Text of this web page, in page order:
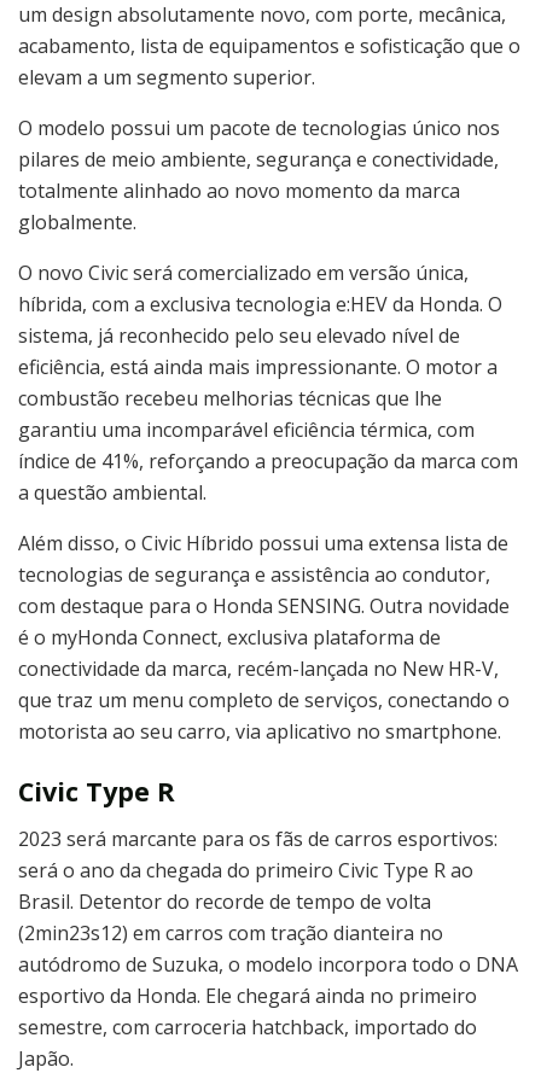
um design absolutamente novo, com porte, mecânica,
acabamento, lista de equipamentos e sofisticação que o
elevam a um segmento superior.
O modelo possui um pacote de tecnologias único nos
pilares de meio ambiente, segurança e conectividade,
totalmente alinhado ao novo momento da marca
globalmente.
O novo Civic será comercializado em versão única,
híbrida, com a exclusiva tecnologia e:HEV da Honda. O
sistema, já reconhecido pelo seu elevado nível de
eficiência, está ainda mais impressionante. O motor a
combustão recebeu melhorias técnicas que lhe
garantiu uma incomparável eficiência térmica, com
índice de 41%, reforçando a preocupação da marca com
a questão ambiental.
Além disso, o Civic Híbrido possui uma extensa lista de
tecnologias de segurança e assistência ao condutor,
com destaque para o Honda SENSING. Outra novidade
é o myHonda Connect, exclusiva plataforma de
conectividade da marca, recém-lançada no New HR-V,
que traz um menu completo de serviços, conectando o
motorista ao seu carro, via aplicativo no smartphone.
Civic Type R
2023 será marcante para os fãs de carros esportivos:
será o ano da chegada do primeiro Civic Type R ao
Brasil. Detentor do recorde de tempo de volta
(2min23s12) em carros com tração dianteira no
autódromo de Suzuka, o modelo incorpora todo o DNA
esportivo da Honda. Ele chegará ainda no primeiro
semestre, com carroceria hatchback, importado do
Japão.